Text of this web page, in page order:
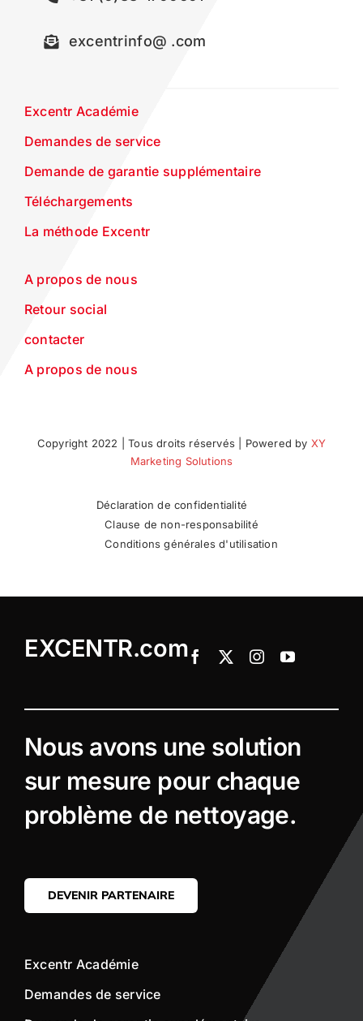
excentrinfo@ .com
Excentr Académie
Demandes de service
Demande de garantie supplémentaire
Téléchargements
La méthode Excentr
A propos de nous
Retour social
contacter
A propos de nous
Copyright 2022 | Tous droits réservés | Powered by XY
Marketing Solutions
Déclaration de confidentialité
Clause de non-responsabilité
Conditions générales d'utilisation
EXCENTR.com
Nous avons une solution
sur mesure pour chaque
problème de nettoyage.
DEVENIR PARTENAIRE
Excentr Académie
Demandes de service